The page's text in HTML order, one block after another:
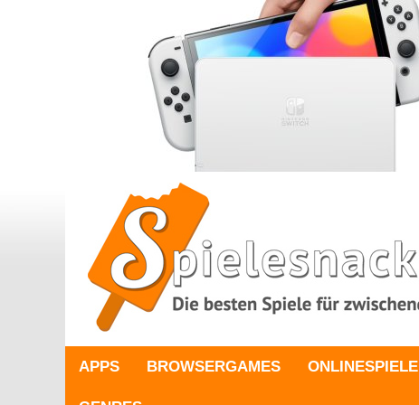
APPS BROWSERGAMES ONLINESPIELE